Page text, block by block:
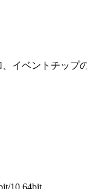
イベントチップ
10 64bit